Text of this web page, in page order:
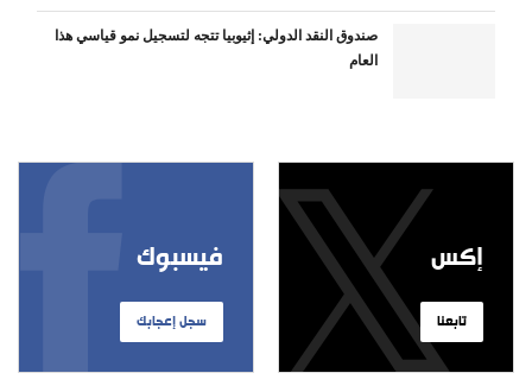
صندوق النقد الدولي: إثيوبيا تتجه لتسجيل نمو قياسي هذا
العام
فيسبوك
سجل إعجابك
إكس
تابعنا